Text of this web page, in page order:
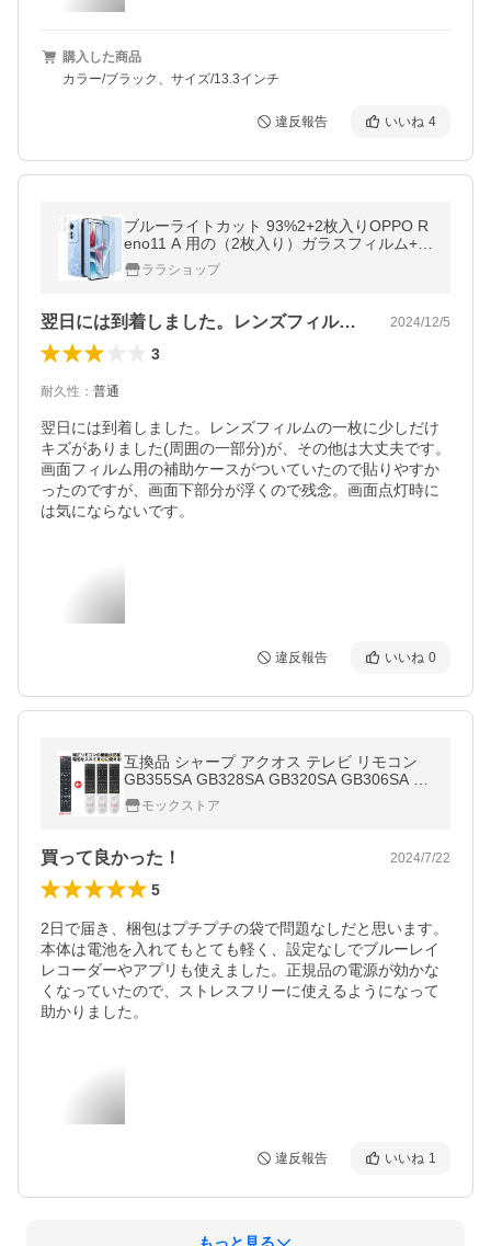
購入した商品
カラー/ブラック、サイズ/13.3インチ
違反報告 いいね 4
ブルーライトカット 93%2+2枚入りOPPO R
eno11 A 用の（2枚入り）ガラスフィルム+
（2枚入り）カメラフィルム オッポ リノ1
ララショップ
翌日には到着しました。レンズフィルムの… 2024/12/5
3
耐久性 ： 普通
翌日には到着しました。レンズフィルムの一枚に少しだけ
キズがありました(周囲の一部分)が、その他は大丈夫です。
画面フィルム用の補助ケースがついていたので貼りやすか
ったのですが、画面下部分が浮くので残念。画面点灯時に
は気にならないです。
違反報告 いいね 0
互換品 シャープ アクオス テレビ リモコン
GB355SA GB328SA GB320SA GB306SA 4T
- SHARP AQUOS 汎用性が高い 代用リモコ
ン REMOSTA
モックストア
買って良かった！ 2024/7/22
5
2日で届き、梱包はプチプチの袋で問題なしだと思います。
本体は電池を入れてもとても軽く、設定なしでブルーレイ
レコーダーやアプリも使えました。正規品の電源が効かな
くなっていたので、ストレスフリーに使えるようになって
助かりました。
違反報告 いいね 1